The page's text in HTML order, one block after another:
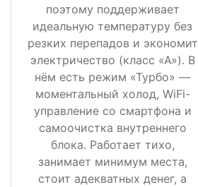
поэтому поддерживает
идеальную температуру без
резких перепадов и экономит
электричество (класс «А»). В
нём есть режим «Турбо» —
моментальный холод, WiFi-
управление со смартфона и
самоочистка внутреннего
блока. Работает тихо,
занимает минимум места,
стоит адекватных денег, а